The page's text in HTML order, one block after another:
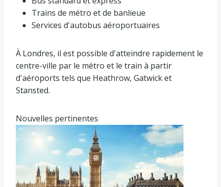
Trains de métro et de banlieue
Services d'autobus aéroportuaires
À Londres, il est possible d'atteindre rapidement le
centre-ville par le métro et le train à partir
d'aéroports tels que Heathrow, Gatwick et
Stansted.
Nouvelles pertinentes